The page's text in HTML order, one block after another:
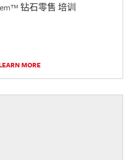
钻石零售 培训
MORE